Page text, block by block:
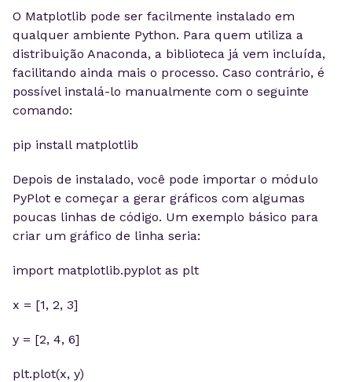
O Matplotlib pode ser facilmente instalado em
qualquer ambiente Python. Para quem utiliza a
distribuição Anaconda, a biblioteca já vem incluída,
facilitando ainda mais o processo. Caso contrário, é
possível instalá-lo manualmente com o seguinte
comando:
pip install matplotlib
Depois de instalado, você pode importar o módulo
PyPlot e começar a gerar gráficos com algumas
poucas linhas de código. Um exemplo básico para
criar um gráfico de linha seria:
import matplotlib.pyplot as plt
x = [1, 2, 3]
y = [2, 4, 6]
plt.plot(x, y)